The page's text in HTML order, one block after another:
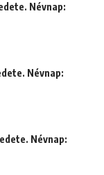
Névnap:
Névnap:
Névnap: